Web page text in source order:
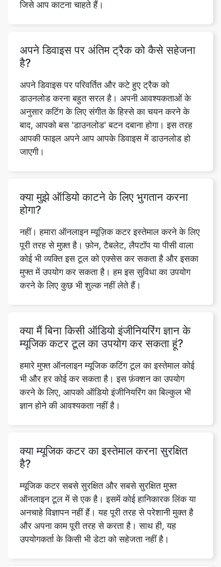
अपने डिवाइस पर अंतिम ट्रैक को कैसे सहेजना
डाउनलोड करना बहुत सरल है। अपनी आवश्यकताओं के
अनुसार कटिंग के लिए संगीत के हिस्से का चयन करने के
बाद, आपको बस 'डाउनलोड' बटन दबाना होगा। इस तरह
आपकी फाइल अपने आप आपके डिवाइस में डाउनलोड हो
जाएगी।
क्या मुझे ऑडियो काटने के लिए भुगतान करना
पूरी तरह से मुफ़्त है। फ़ोन, टैबलेट, लैपटॉप या पीसी वाला
कोई भी व्यक्ति इस टूल को एक्सेस कर सकता है और इसका
मुफ्त में उपयोग कर सकता है। हम इस सुविधा का उपयोग
करने के लिए कुछ भी शुल्क नहीं लेते हैं।
क्या मैं बिना किसी ऑडियो इंजीनियरिंग ज्ञान के
भी और हर कोई कर सकता है। इस फ़ंक्शन का उपयोग
करने के लिए, आपको ऑडियो इंजीनियरिंग का बिल्कुल भी
ज्ञान होने की आवश्यकता नहीं है।
क्या म्यूजिक कटर का इस्तेमाल करना सुरक्षित
ऑनलाइन टूल में से एक है। इसमें कोई हानिकारक लिंक या
अनचाहे विज्ञापन नहीं हैं। यह पूरी तरह से परेशानी मुक्त है
और अपना काम पूरी तरह से करता है। साथ ही, यह
उपयोगकर्ता के किसी भी डेटा को सहेजता नहीं है।
इस टूल का उपयोग करते समय, क्या कोई